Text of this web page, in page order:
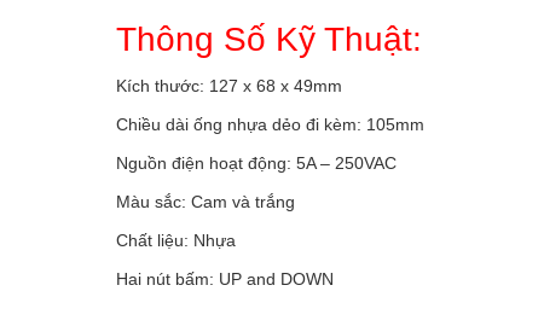
Thông Số Kỹ Thuật:
Kích thước: 127 x 68 x 49mm
Chiều dài ống nhựa dẻo đi kèm: 105mm
Nguồn điện hoạt động: 5A – 250VAC
Màu sắc: Cam và trắng
Chất liệu: Nhựa
Hai nút bấm: UP and DOWN